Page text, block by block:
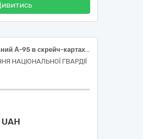
Бензин автомобільний А-95 в скрейч-картах (паливних) – Євро-5 Е5(Е0)
НАЦІОНАЛЬНОЇ ГВАРДІЇ